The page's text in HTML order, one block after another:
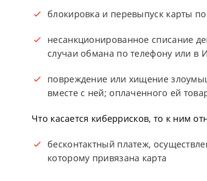
блокировка и перевыпуск карты
несанкционированное списание
случаи обмана по телефону или в
повреждение или хищение
вместе с ней; оплаченного ей
Что касается киберрисков, то к ним
бесконтактный платеж,
которому привязана карта